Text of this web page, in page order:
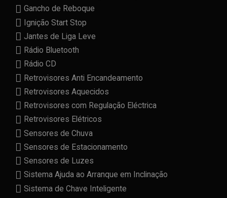
Gancho de Reboque
Ignição Start Stop
Jantes de Liga Leve
Rádio Bluetooth
Rádio CD
Retrovisores Anti Encandeamento
Retrovisores Aquecidos
Retrovisores com Regulação Eléctrica
Retrovisores Elétricos
Sensores de Chuva
Sensores de Estacionamento
Sensores de Luzes
Sistema Ajuda ao Arranque em Inclinação
Sistema de Chave Inteligente